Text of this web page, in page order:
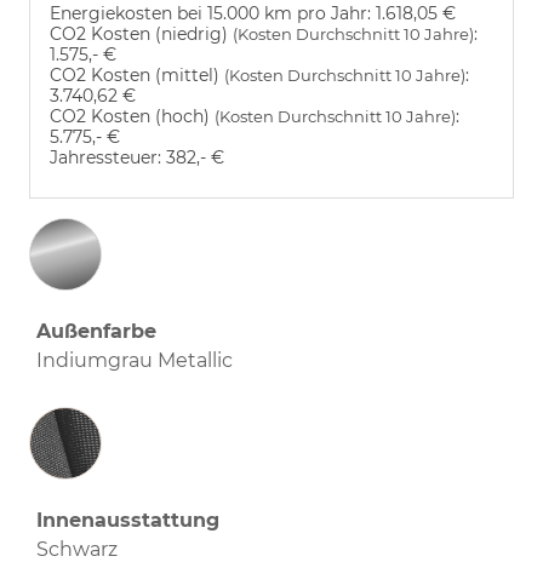
Energiekosten bei 15.000 km pro Jahr: 1.618,05 €
CO2 Kosten (niedrig) (Kosten Durchschnitt 10 Jahre):
1.575,- €
CO2 Kosten (mittel) (Kosten Durchschnitt 10 Jahre):
3.740,62 €
CO2 Kosten (hoch) (Kosten Durchschnitt 10 Jahre):
5.775,- €
Jahressteuer: 382,- €
Außenfarbe
Indiumgrau Metallic
Innenausstattung
Innenausstattung
Schwarz